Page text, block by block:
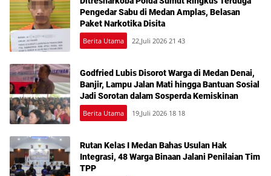
Pengedar Sabu di Medan Amplas, Belasan
Paket Narkotika Disita
Berita Utama 22,Juli 2026 21 43
Godfried Lubis Disorot Warga di Medan Denai,
Banjir, Lampu Jalan Mati hingga Bantuan Sosial
Jadi Sorotan dalam Sosperda Kemiskinan
Berita Utama 19,Juli 2026 18 18
Rutan Kelas I Medan Bahas Usulan Hak
Integrasi, 48 Warga Binaan Jalani Penilaian Tim
TPP